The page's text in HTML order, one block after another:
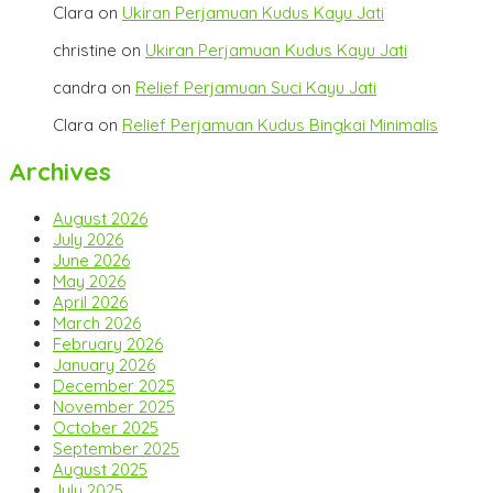
Clara on Ukiran Perjamuan Kudus Kayu Jati
christine on Ukiran Perjamuan Kudus Kayu Jati
candra on Relief Perjamuan Suci Kayu Jati
Clara on Relief Perjamuan Kudus Bingkai Minimalis
Archives
August 2026
July 2026
June 2026
May 2026
April 2026
March 2026
February 2026
January 2026
December 2025
November 2025
October 2025
September 2025
August 2025